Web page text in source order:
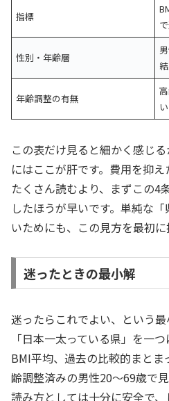
指標
性別・年齢層
年齢調整の有無
この表だけ見ると細かく感じ
にはここが肝です。費用を抑
たくさん読むより、まずこの4
したほうが早いです。単純な
いためにも、この見方を最初に
迷ったときの最小解
迷ったらこれでよい、という最
「日本一太っている県」を一
BMI平均、過去の比較的まと
齢調整済みの男性20〜69歳で
読み方としては十分に安全で